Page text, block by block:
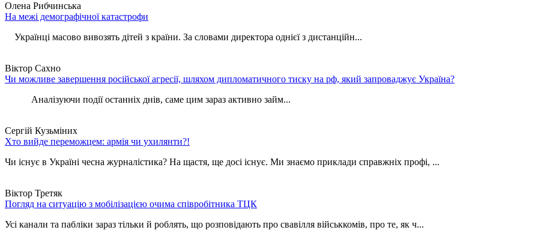
Олена Рибчинська
На межі демографічної катастрофи
Українці масово вивозять дітей з країни. За словами директора однієї з дистанційн...
Віктор Сахно
Чи можливе завершення російської агресії, шляхом дипломатичного тиску на рф, який запроваджує Україна?
Аналізуючи події останніх днів, саме цим зараз активно займ...
Сергій Кузьміних
Хто вийде переможцем: армія чи ухилянти?!
Чи існує в Україні чесна журналістика? На щастя, ще досі існує. Ми знаємо приклади справжніх профі, ...
Віктор Третяк
Погляд на ситуацію з мобілізацією очима співробітника ТЦК
Усі канали та пабліки зараз тільки й роблять, що розповідають про свавілля військкомів, про те, як ч...